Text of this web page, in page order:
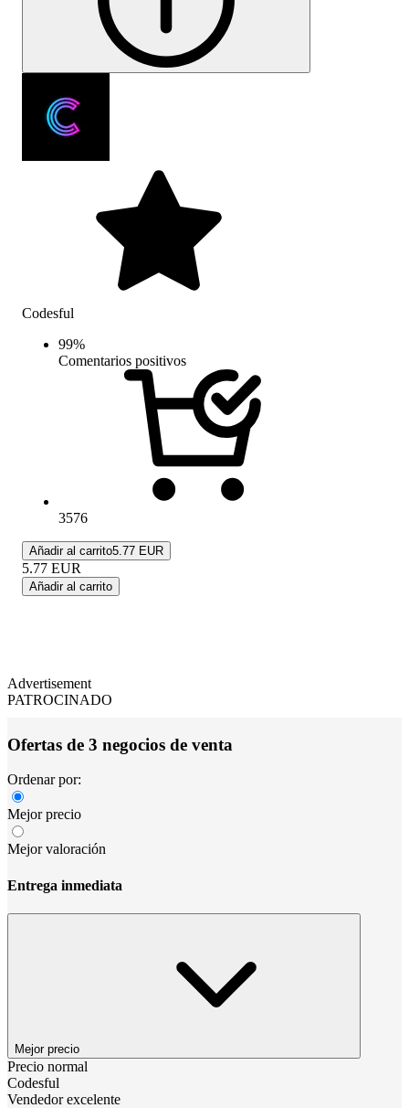
Codesful
99%
Comentarios positivos
3576
Añadir al carrito5.77 EUR
5.77 EUR
Añadir al carrito
Advertisement
PATROCINADO
Ofertas de 3 negocios de venta
Ordenar por:
Mejor precio
Mejor valoración
Entrega inmediata
Mejor precio
Precio normal
Codesful
Vendedor excelente